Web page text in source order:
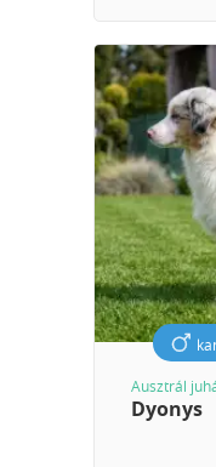
Ausztrál
Dyonys